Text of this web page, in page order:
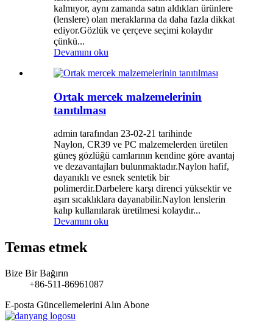
kalmıyor, aynı zamanda satın aldıkları ürünlere
(lenslere) olan meraklarına da daha fazla dikkat
ediyor.Gözlük ve çerçeve seçimi kolaydır
çünkü...
Devamını oku
Ortak mercek malzemelerinin
tanıtılması
admin tarafından 23-02-21 tarihinde
Naylon, CR39 ve PC malzemelerden üretilen
güneş gözlüğü camlarının kendine göre avantaj
ve dezavantajları bulunmaktadır.Naylon hafif,
dayanıklı ve esnek sentetik bir
polimerdir.Darbelere karşı direnci yüksektir ve
aşırı sıcaklıklara dayanabilir.Naylon lenslerin
kalıp kullanılarak üretilmesi kolaydır...
Devamını oku
Temas etmek
Bize Bir Bağırın
+86-511-86961087
E-posta Güncellemelerini Alın Abone